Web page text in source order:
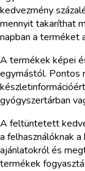
kedvezmény
mennyit takaríthat
napban a terméket
A termékek képei
egymástól. Pontos
gyógyszertárban
A feltüntetett
a felhasználóknak
ajánlatokról és
termékek